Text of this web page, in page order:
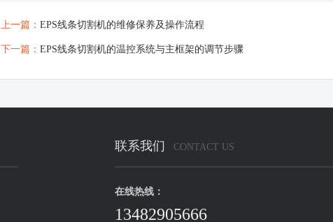
上一篇： EPS线条切割机的维修保养及操作流程
下一篇： EPS线条切割机的温控系统与主框架的调节步骤
联系我们 CONTACT US
在线热线：
13482905666